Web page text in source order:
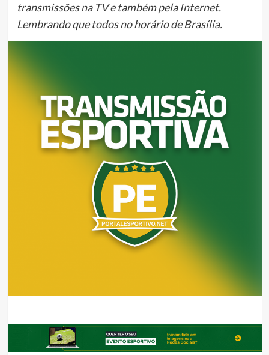
transmissões na TV e também pela Internet.
Lembrando que todos no horário de Brasília.